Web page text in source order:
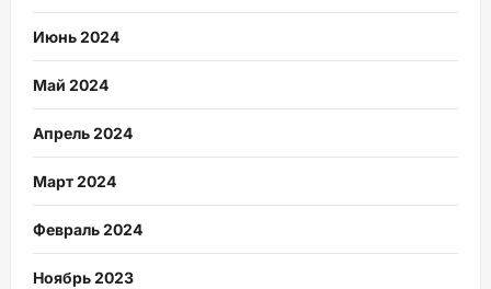
Июнь 2024
Май 2024
Апрель 2024
Март 2024
Февраль 2024
Ноябрь 2023